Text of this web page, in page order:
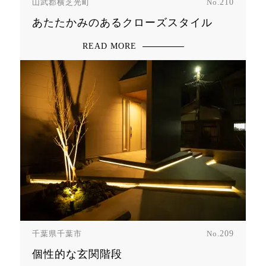
山武郡横芝光町 No. 210
あたたかみのあるクローズスタイル
READ MORE
千葉県千葉市 No.209
個性的な玄関階段